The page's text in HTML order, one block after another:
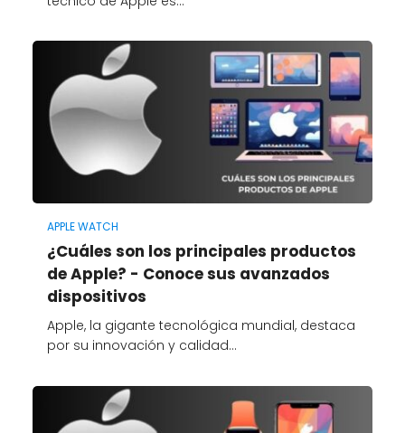
APPLE WATCH
¿Cuáles son los principales productos
de Apple? - Conoce sus avanzados
dispositivos
Apple, la gigante tecnológica mundial, destaca
por su innovación y calidad…